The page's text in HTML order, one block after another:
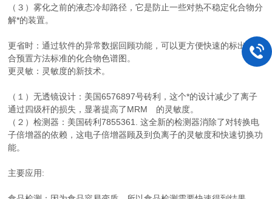
（３）雾化之前的液态冷却路径，它是防止一些对热不稳定化合物分
解*的装置。
更省时：通过软件的异常数据回顾功能，可以更方便快速的标出不符
合预置方法标准的化合物色谱图。
更灵敏：灵敏度的新技术。
（１）无透镜设计：美国6576897号砖利，这个*的设计减少了离子
通过四级杆的损失，显著提高了MRM 的灵敏度。
（２）检测器：美国砖利7855361. 这全新的检测器消除了对转换电
子倍增器的依赖，这电子倍增器顾及到负离子的灵敏度和快速切换功
能。
主要应用: